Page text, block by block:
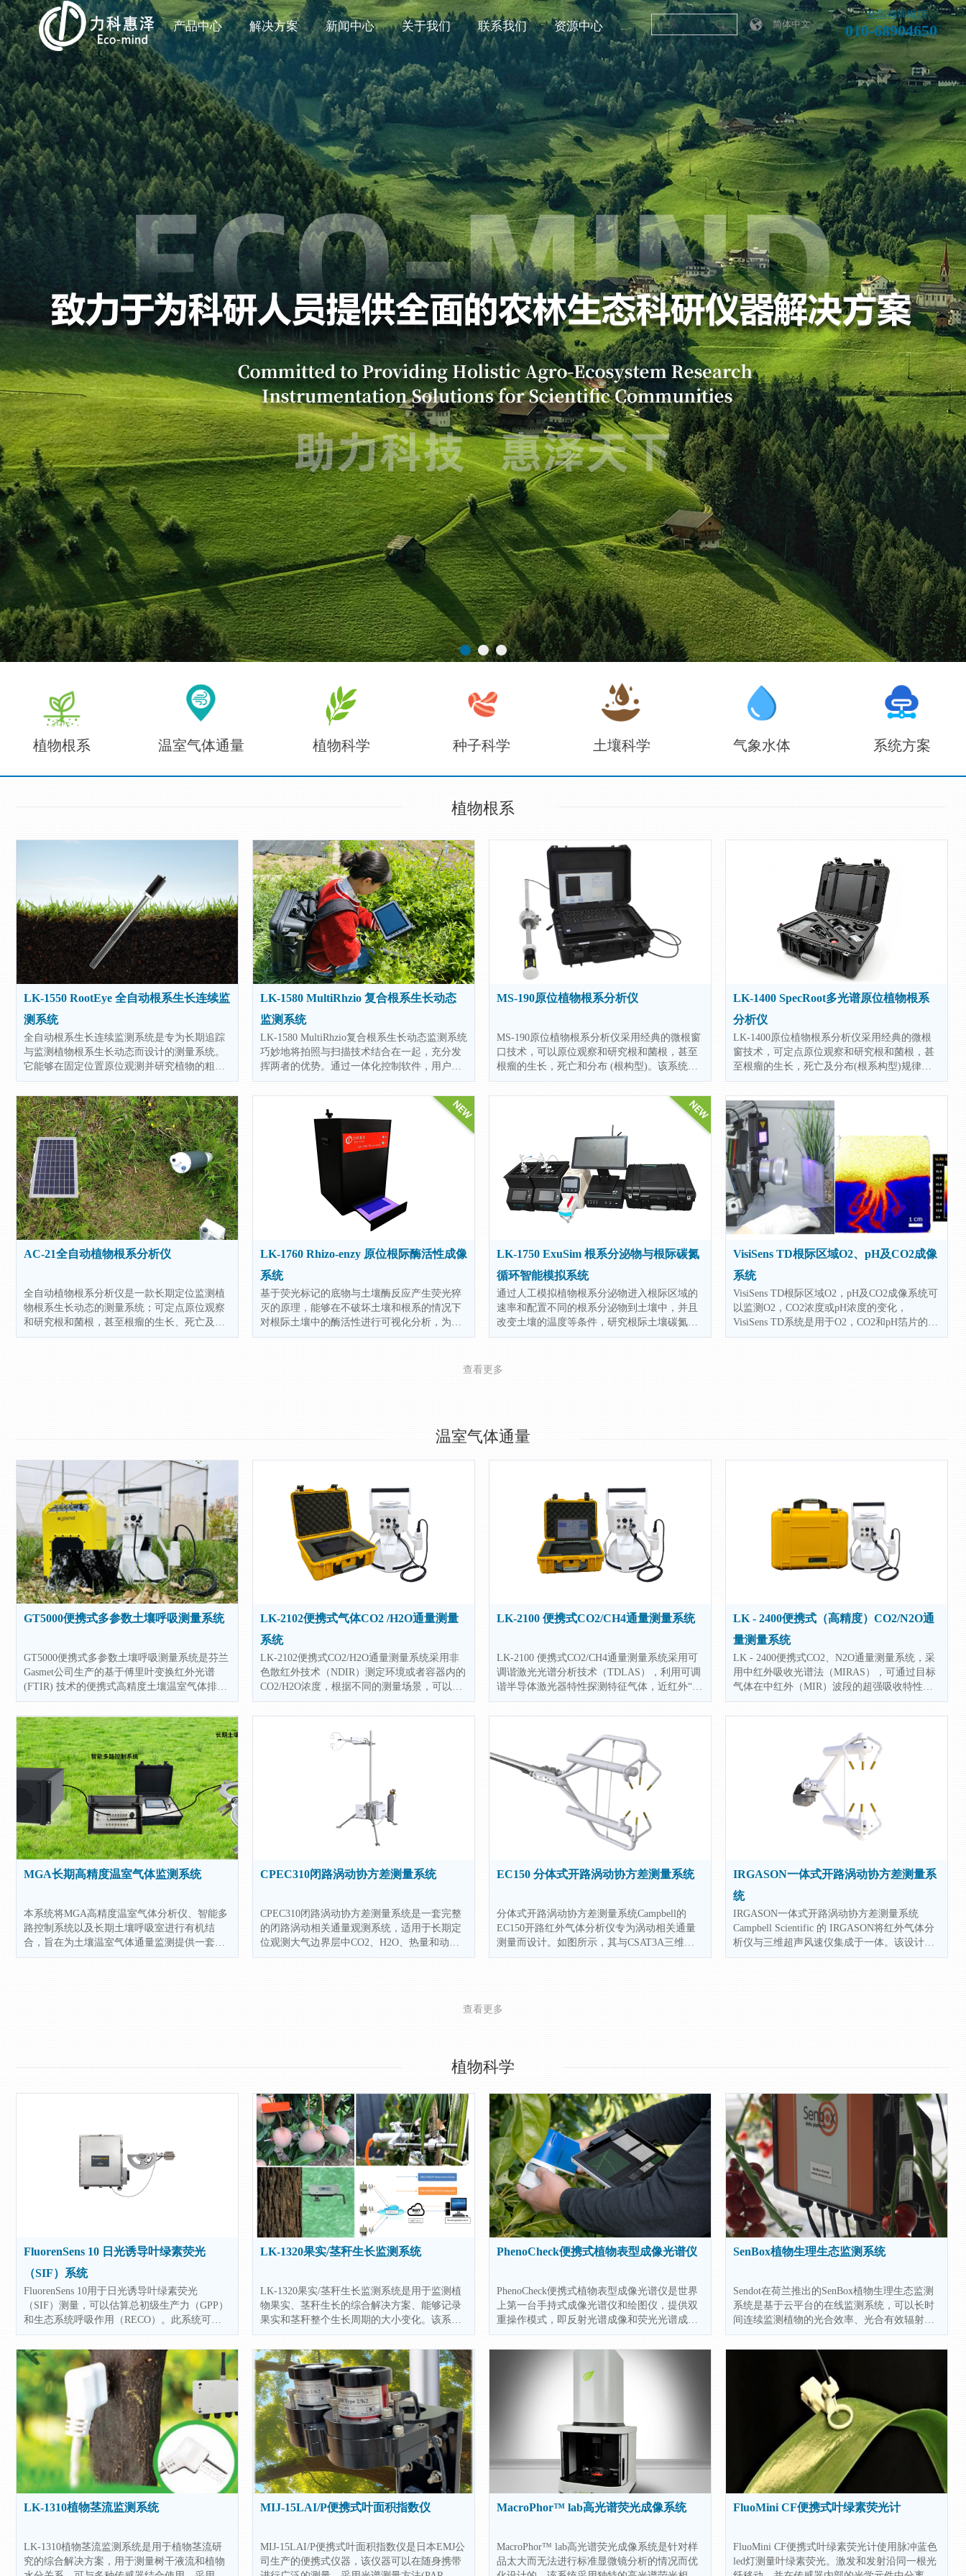
끠 ꀅ
简体中文
全国咨询电话：
010-68904650
产品中心 解决方案 新闻中心 关于我们 联系我们 资源中心
植物根系
LK-1550 RootEye 全自动根系生长连续监
测系统
全自动根系生长连续监测系统是专为长期追踪
与监测植物根系生长动态而设计的测量系统。
它能够在固定位置原位观测并研究植物的粗根
与细根的生长状况、死亡情况以及分布模式(即
根系构型)。此外、该系统还能详细记录细根的
生长历程、发育阶段及物候特征。配合专业的
根系分析软件平台、该系统能够将根系相关的
各项指标进行量化处理、并自动跟踪记录根系
的生长变化过程。
LK-1580 MultiRhzio 复合根系生长动态
监测系统
LK-1580 MultiRhzio复合根系生长动态监测系统
巧妙地将拍照与扫描技术结合在一起，充分发
挥两者的优势。通过一体化控制软件，用户能
够在微根管中灵活切换拍照与扫描模式，从而
既能快速获取高分辨率的局部图像，又能高效
捕捉大面积的整体图像。这款控制软件还配备
了强大的图像拼接功能，确保在合成大面积图
像时的高效性和无缝性。此外，系统的成像功
能集成了8种光谱，能够轻松判别活根与死根，
适应各种研究需求。
MS-190原位植物根系分析仪
MS-190原位植物根系分析仪采用经典的微根窗
口技术，可以原位观察和研究根和菌根，甚至
根瘤的生长，死亡和分布 (根构型)。该系统的
最大优点是它不会干扰根的生长过程。在连续
监测单个细根从出生到死亡的变化过程的前提
下，还可以记录细根的生长发育和物候，ro
LK-1400 SpecRoot多光谱原位植物根系
分析仪
LK-1400原位植物根系分析仪采用经典的微根
窗技术，可定点原位观察和研究根和菌根，甚
至根瘤的生长，死亡及分布(根系构型)规律，
该系统最大优点是在不干扰根生长过程的前提
下，可连续监测单个细根从出生到死亡的变化
过程，结合专业根系分析软件，能够将根系相
关指标定量化，包括根的长度，面积，根尖数
量，直径，分布格局，活根及死亡根的数量
等。
AC-21全自动植物根系分析仪
全自动植物根系分析仪是一款长期定位监测植
物根系生长动态的测量系统；可定点原位观察
和研究根和菌根，甚至根瘤的生长、死亡及分
布（根系构型）规律，在不干扰根生长过程的
LK-1760 Rhizo-enzy 原位根际酶活性成像
系统
基于荧光标记的底物与土壤酶反应产生荧光猝
灭的原理，能够在不破坏土壤和根系的情况下
对根际土壤中的酶活性进行可视化分析，为深
入理解土壤-根系-微生物之间的相互作用以及
LK-1750 ExuSim 根系分泌物与根际碳氮
循环智能模拟系统
通过人工模拟植物根系分泌物进入根际区域的
速率和配置不同的根系分泌物到土壤中，并且
改变土壤的温度等条件，研究根际土壤碳氮元
素的循环变化。
VisiSens TD根际区域O2、pH及CO2成像
系统
VisiSens TD根际区域O2，pH及CO2成像系统可
以监测O2，CO2浓度或pH浓度的变化，
VisiSens TD系统是用于O2，CO2和pH箔片的二
维读出装置，采用荧光化学光学感应箔整合成
查看更多
温室气体通量
查看更多
GT5000便携式多参数土壤呼吸测量系统
GT5000便携式多参数土壤呼吸测量系统是芬兰
Gasmet公司生产的基于傅里叶变换红外光谱
(FTIR) 技术的便携式高精度土壤温室气体排放
监测系统。该仪器可在几秒钟内同时测量
N2O、CH4、CO2、H2O、CO和NH3等多种主
要温室气体组分，测量精度可达ppb级。
GT5000 Terra可用于测量温室气体排放量
LK-2102便携式气体CO2 /H2O通量测量
系统
LK-2102便携式CO2/H2O通量测量系统采用非
色散红外技术（NDIR）测定环境或者容器内的
CO2/H2O浓度，根据不同的测量场景，可以选
择不同的前端采样模块，例如SFC-20便携式土
壤通量气室、SNC-50光合呼吸室以及WSF-20
便携式水面通量气室等。根据前端采样模块不
同，可以自定义样品采集参数，控制系统能够
LK-2100 便携式CO2/CH4通量测量系统
LK-2100 便携式CO2/CH4通量测量系统采用可
调谐激光光谱分析技术（TDLAS），利用可调
谐半导体激光器特性探测特征气体，近红外“指
纹”特征吸收谱线，实现高灵敏、高分辨率、快
速响应且非接触的监测，配套SFC-20便携式土
同时根据不同的测量场景，还可以连接SNC-50
静态箱，测量群落光合或者净交换（NEE）以
及适用于WSF-20水面测量的浮漂式呼吸室等。
LK - 2400便携式（高精度）CO2/N2O通
量测量系统
LK - 2400便携式CO2、N2O通量测量系统，采
用中红外吸收光谱法（MIRAS），可通过目标
气体在中红外（MIR）波段的超强吸收特性，
来分析目标气体的浓度等信息，数秒内实现超
高灵敏度和精度监测。本系统配套自动土壤通
以连接静态箱、走航式水面通量气室等满足不
MGA长期高精度温室气体监测系统
本系统将MGA高精度温室气体分析仪、智能多
路控制系统以及长期土壤呼吸室进行有机结
合，旨在为土壤温室气体通量监测提供一套长
期、高精度且稳定可靠的气体监测解决方案。
CPEC310闭路涡动协方差测量系统
CPEC310闭路涡动协方差测量系统是一套完整
的闭路涡动相关通量观测系统，适用于长期定
位观测大气边界层中CO2、H2O、热量和动量
的交换过程。完整的CPEC310系统包括EC155
EC150 分体式开路涡动协方差测量系统
分体式开路涡动协方差测量系统Campbell的
EC150开路红外气体分析仪专为涡动相关通量
测量而设计。如图所示，其与CSAT3A三维超
声风速仪共同使用，这两部分组成了一套开路
IRGASON一体式开路涡动协方差测量系
统
IRGASON一体式开路涡动协方差测量系统
Campbell Scientific 的 IRGASON将红外气体分
析仪与三维超声风速仪集成于一体。该设计相
对于分体式的涡动相关测量系统更易安装，减
植物科学
FluorenSens 10 日光诱导叶绿素荧光
（SIF）系统
FluorenSens 10用于日光诱导叶绿素荧光
（SIF）测量，可以估算总初级生产力（GPP）
和生态系统呼吸作用（RECO）。此系统可以
用作独立系统单独使用，也可以与涡动相关系
统(EC)集成使用。其他应用还包括卫星SIF分析
的地面验证，植被胁迫早期预警，以及干旱或
火灾的风险监测。
LK-1320果实/茎秆生长监测系统
LK-1320果实/茎秆生长监测系统是用于监测植
物果实、茎秆生长的综合解决方案、能够记录
果实和茎秆整个生长周期的大小变化。该系统
采用物联网架构、具有数字输出、可以轻松集
成到大多数物联网监测平台中、满足大范围多
点连续监测的研究需求。广泛应用于林木、果
实的生理生态监测等农业科学研究。
PhenoCheck便携式植物表型成像光谱仪
PhenoCheck便携式植物表型成像光谱仪是世界
上第一台手持式成像光谱仪和绘图仪，提供双
重操作模式，即反射光谱成像和荧光光谱成
像。它可以检测和绘制水分和养分胁迫，病原
体，病毒，害虫等对植物颜色和光谱表型的影
响，为评估植物健康，果实成熟度和预测最佳
采收期提供客观手段。
SenBox植物生理生态监测系统
Sendot在荷兰推出的SenBox植物生理生态监测
系统是基于云平台的在线监测系统，可以长时
间连续监测植物的光合效率、光合有效辐射、
叶绿素荧光、叶绿素含量、土壤酸碱度、土壤
氧浓度等指标。它可以在世界任何地方实时跟
踪植物的生理和生态变化，是espec
LK-1310植物茎流监测系统
LK-1310植物茎流监测系统是用于植物茎流研
究的综合解决方案，用于测量树干液流和植物
MIJ-15LAI/P便携式叶面积指数仪
MIJ-15LAI/P便携式叶面积指数仪是日本EMJ公
司生产的便携式仪器，该仪器可以在随身携带
MacroPhor™ lab高光谱荧光成像系统
MacroPhor™ lab高光谱荧光成像系统是针对样
品太大而无法进行标准显微镜分析的情况而优
FluoMini CF便携式叶绿素荧光计
FluoMini CF便携式叶绿素荧光计使用脉冲蓝色
led灯测量叶绿素荧光。激发和发射沿同一根光
植物根系 温室气体通量 植物科学 种子科学 土壤科学 气象水体 系统方案